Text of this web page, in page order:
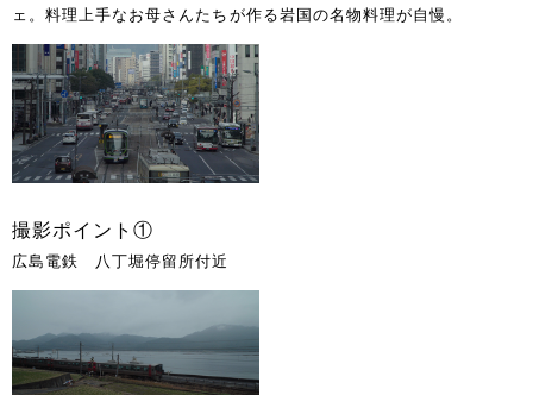
ェ。料理上手なお母さんたちが作る岩国の名物料理が自慢。
撮影ポイント①
広島電鉄 八丁堀停留所付近